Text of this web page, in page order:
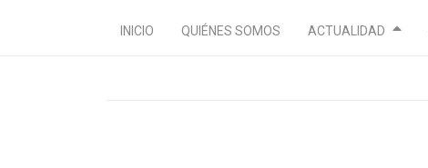
INICIO QUIÉNES SOMOS ACTUALIDAD